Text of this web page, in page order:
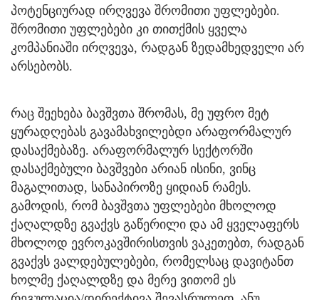
პოტენციურად ირღვევა შრომითი უფლებები.
შრომითი უფლებები კი თითქმის ყველა
კომპანიაში ირღვევა, რადგან ზედამხედველი არ
არსებობს.
რაც შეეხება ბავშვთა შრომას, მე უფრო მეტ
ყურადღებას გავამახვილებდი არაფორმალურ
დასაქმებაზე. არაფორმალურ სექტორში
დასაქმებული ბავშვები არიან ისინი, ვინც
მაგალითად, სანაპიროზე ყიდიან რამეს.
გამოდის, რომ ბავშვთა უფლებები მხოლოდ
ქაღალდზე გვაქვს გაწერილი და ამ ყველაფერს
მხოლოდ ევროკავშირისთვის ვაკეთებთ, რადგან
გვაქვს ვალდებულებები, რომელსაც დავიტანთ
ხოლმე ქაღალდზე და მერე ვითომ ეს